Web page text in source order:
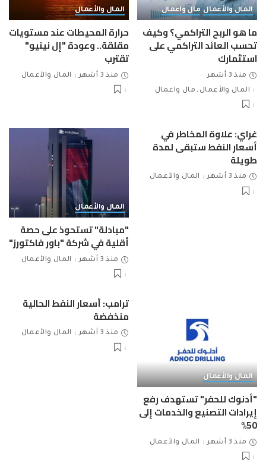
المال والأعمال مال واعمال
ما هو الربح التراكمي؟ وكيف
تحسب العائد التراكمي على
استثمارك
منذ 3 أشهر
المال والأعمال
مال واعمال
المال والأعمال
حرارة المحيطات عند مستويات
مقلقة.. وعودة "إل نينيو"
تقترب
منذ 3 أشهر المال والأعمال
غراي: علاوة المخاطر في
أسعار النفط ستبقى لمدة
طويلة
منذ 3 أشهر المال والأعمال
المال والأعمال
"مبادلة" تستحوذ على حصة
أقلية في شركة "باور فاكتورز"
منذ 3 أشهر المال والأعمال
المال والأعمال
"أدنوك للحفر" تستهدف رفع
إيرادات التصنيع والخدمات إلى
50%
منذ 3 أشهر المال والأعمال
ترامب: أسعار النفط الحالية
منخفضة
منذ 3 أشهر المال والأعمال